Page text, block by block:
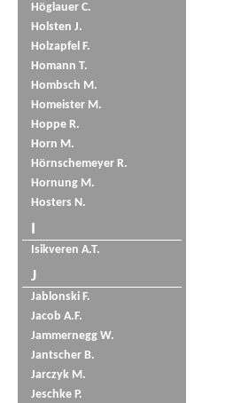
Höglauer C.
Holsten J.
Holzapfel F.
Homann T.
Hombsch M.
Homeister M.
Hoppe R.
Horn M.
Hörnschemeyer R.
Hornung M.
Hosters N.
I
Isikveren A.T.
J
Jablonski F.
Jacob A.F.
Jammernegg W.
Jantscher B.
Jarczyk M.
Jeschke P.